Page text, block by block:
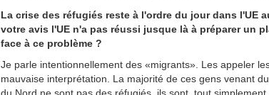
La crise des réfugiés reste à l'ordre du jour dans l'UE
votre avis l'UE n'a pas réussi jusque là à préparer un
face à ce problème ?
Je parle intentionnellement des «migrants». Les appeler
mauvaise interprétation. La majorité de ces gens venant
du Nord ne sont pas des réfugiés, ils sont, tout